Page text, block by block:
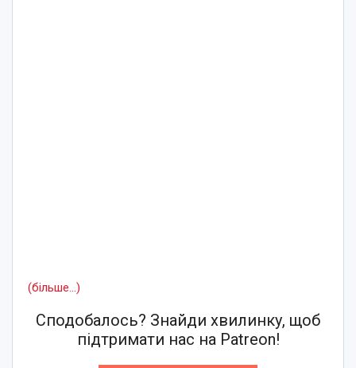
(більше…)
Сподобалось? Знайди хвилинку, щоб
підтримати нас на Patreon!